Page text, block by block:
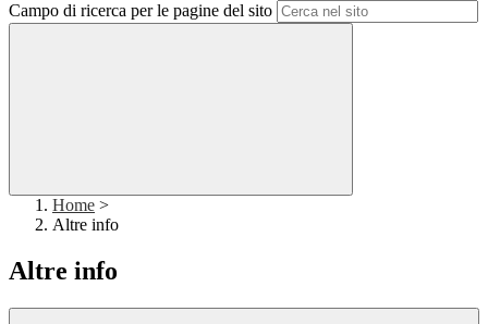
Campo di ricerca per le pagine del sito
Home >
Altre info
Altre info